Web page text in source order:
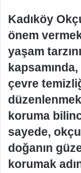
Kadıköy
önem
yaşam
çevre
koruma
sayede,
doğanın
korumak